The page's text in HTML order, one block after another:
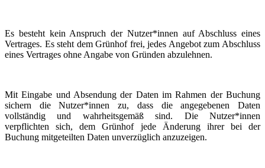
Es besteht kein Anspruch der Nutzer*innen auf Abschluss eines
Vertrages. Es steht dem Grünhof frei, jedes Angebot zum Abschluss
eines Vertrages ohne Angabe von Gründen abzulehnen.
Mit Eingabe und Absendung der Daten im Rahmen der Buchung
sichern die Nutzer*innen zu, dass die angegebenen Daten
vollständig und wahrheitsgemäß sind. Die Nutzer*innen
verpflichten sich, dem Grünhof jede Änderung ihrer bei der
Buchung mitgeteilten Daten unverzüglich anzuzeigen.